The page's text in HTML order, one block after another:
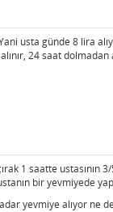
usta günde 8 lira
24 saat dolmadan
1 saatte
bir yevmiyede
yevmiye alıyor ne